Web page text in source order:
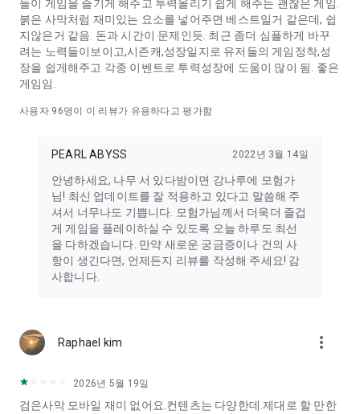
South Korea 138-81-62479 2022-경기과천-0177호 과천시
들이 게임을 즐기게 해주고 투력올리기 쉽게 해주는 괜찮은 게임.
붉은 사막처럼 재미있는 요소를 넣어주면 베스트일거 같은데, 쉽
지않은거 같음. 돈과 시간이 문제인듯. 최근 좀더 심플하게 바꾸
려는 노력들이보이고,시즌캐,성장일지로 유저들의 게임정착,성
장을 쉽게해주고 각종 이벤트로 투력성장에 도움이 많이 됨. 좋은
게임임.
사용자 96명이 이 리뷰가 유용하다고 평가함
PEARL ABYSS 2022년 3월 14일
안녕하세요, 나무 서 있다밤이면 강나루에 모험가
님! 최신 업데이트를 잘 적용하고 있다고 말씀해 주
셔서 너무나도 기쁩니다. 모험가님께서 더욱더 즐겁
게 게임을 플레이하실 수 있도록 오늘 하루도 최선
을 다하겠습니다. 만약 새로운 궁금증이나 건의 사
항이 생긴다면, 언제든지 리뷰를 작성해 주세요! 감
사합니다.
Raphael kim more_vert
2026년 5월 19일
검은사막 모바일 재미 없어요.컨텐츠는 다양한데.제대로 할 만한